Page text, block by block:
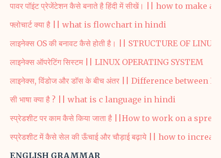
पावर पॉइंट प्रेजेंटेशन कैसे बनाते है हिंदी में सीखें। || how to
फ्लोचार्ट क्या है || what is flowchart in hindi
लाइनेक्स OS की बनावट कैसे होती है। || STRUCTURE OF
लाइनेक्स ऑपरेटिंग सिस्टम || LINUX OPERATING SYSTEM
लाइनेक्स, विंडोज और डॉस के बीच अंतर || Difference between
सी भाषा क्या है ? || what is c language in hindi
स्प्रेडशीट पर काम कैसे किया जाता है ||How to work on a
स्प्रेडशीट में कैसे सेल की ऊँचाई और चौड़ाई बढ़ाये || how to
ENGLISH GRAMMAR